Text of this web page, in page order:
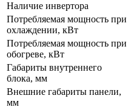
Наличие инвертора
Потребляемая мощность при
охлаждении, кВт
Потребляемая мощность при
обогреве, кВт
Габариты внутреннего
блока, мм
Внешние габариты панели,
мм